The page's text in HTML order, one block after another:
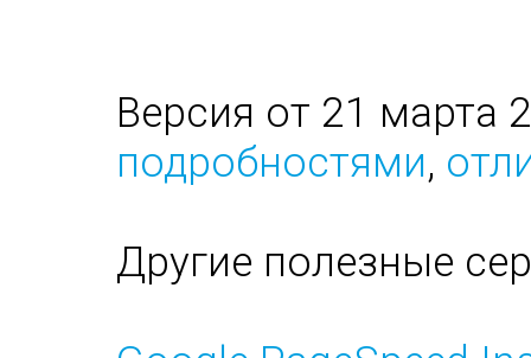
Версия от 21 марта
подробностями,
Другие полезные